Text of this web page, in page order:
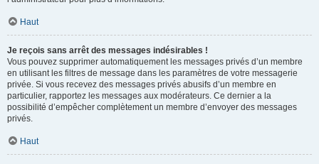
Haut
Je reçois sans arrêt des messages indésirables !
Vous pouvez supprimer automatiquement les messages privés d’un membre
en utilisant les filtres de message dans les paramètres de votre messagerie
privée. Si vous recevez des messages privés abusifs d’un membre en
particulier, rapportez les messages aux modérateurs. Ce dernier a la
possibilité d’empêcher complètement un membre d’envoyer des messages
privés.
Haut